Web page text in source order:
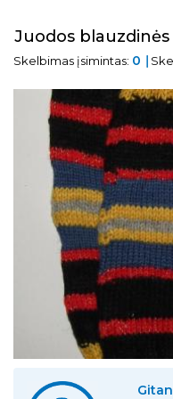
Juodos blauzdinės
Skelbimas įsimintas: 0